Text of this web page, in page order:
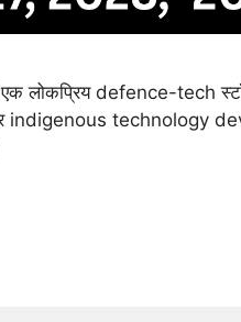
defence-tech स्टॉक
technology